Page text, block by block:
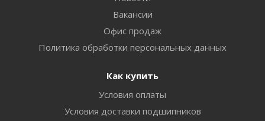
Вакансии
Офис продаж
Политика обработки персональных данных
Как купить
Условия оплаты
Условия доставки подшипников